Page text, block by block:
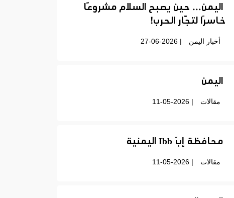
اليمن… حين يصبح السلام مشروعًا
خاسرًا لتجّار الحرب!
أخبار اليمن | 27-06-2026
اليمن
مقالات | 11-05-2026
محافظة إبّ Ibb اليمنية
مقالات | 11-05-2026